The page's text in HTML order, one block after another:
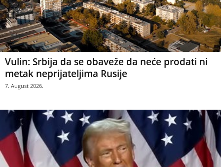
Vulin: Srbija da se obaveže da neće prodati ni
metak neprijateljima Rusije
7. August 2026.